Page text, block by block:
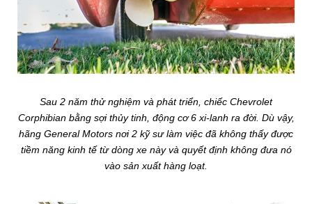
Sau 2 năm thử nghiệm và phát triển, chiếc Chevrolet
Corphibian bằng sợi thủy tinh, động cơ 6 xi-lanh ra đời. Dù vậy,
hãng General Motors nơi 2 kỹ sư làm việc đã không thấy được
tiềm năng kinh tế từ dòng xe này và quyết định không đưa nó
vào sản xuất hàng loạt.